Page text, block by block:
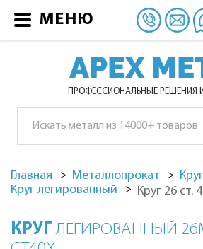
APEX
ПРОФЕССИОНАЛЬНЫЕ РЕШЕНИЯ
Главная Металлопрокат
Круг
Круг легированный
Круг 26 ст.
КРУГЛЕГИРОВАННЫЙ
МЕНЮ